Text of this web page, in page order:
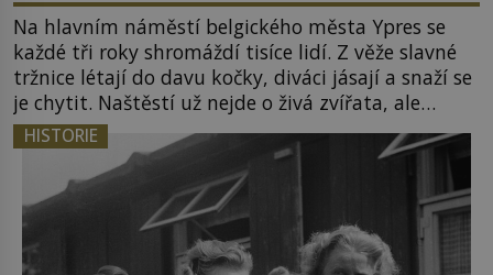
Na hlavním náměstí belgického města Ypres se
každé tři roky shromáždí tisíce lidí. Z věže slavné
tržnice létají do davu kočky, diváci jásají a snaží se
je chytit. Naštěstí už nejde o živá zvířata, ale
jenom o plyšové suvenýry. Kdysi to ale bylo jinak.
Tato veselá podívaná připomíná jeden z
nejpodivnějších a zároveň nejkrutějších zvyků […]
HISTORIE